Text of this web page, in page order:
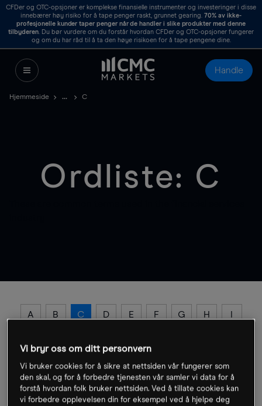
CFDer og OTC-opsjoner er komplekse finansielle instrumenter og investeringer i disse
innebærer høy risiko for å tape penger raskt, grunnet gearing.70% av ikke-
profesjonelle kunder taper penger når de handler i slike produkter med denne
tilbyderen. Du bør vurdere om du forstår hvordan CFDer og OTC-opsjoner fungerer
og om du har råd til å ta den høye risikoen for å tape pengene dine.
Handle
Hjemmeside C
Ordliste: C
A B C D E F G H
S T U V W X Y Z
Vi bryr oss om ditt personvern
Vi bruker cookies for å sikre at nettsiden vår fungerer som
den skal, og for å forbedre tjenesten vår samler vi data for å
forstå hvordan folk bruker nettsiden. Ved å tillate cookies kan
vi forbedre opplevelsen din for eksempel ved å hjelpe deg